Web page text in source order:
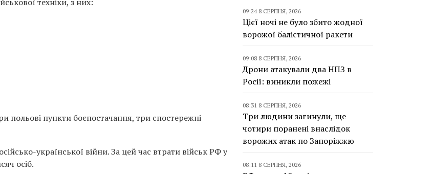
польові пункти боєпостачання, три спостережні
української війни. За цей час втрати військ РФ у
осіб.
09:24 8 СЕРПНЯ, 2026
Цієї ночі не було збито жодної
ворожої балістичної ракети
09:08 8 СЕРПНЯ, 2026
Дрони атакували два НПЗ в
Росії: виникли пожежі
08:31 8 СЕРПНЯ, 2026
Три людини загинули, ще
чотири поранені внаслідок
ворожих атак по Запоріжжю
08:11 8 СЕРПНЯ, 2026